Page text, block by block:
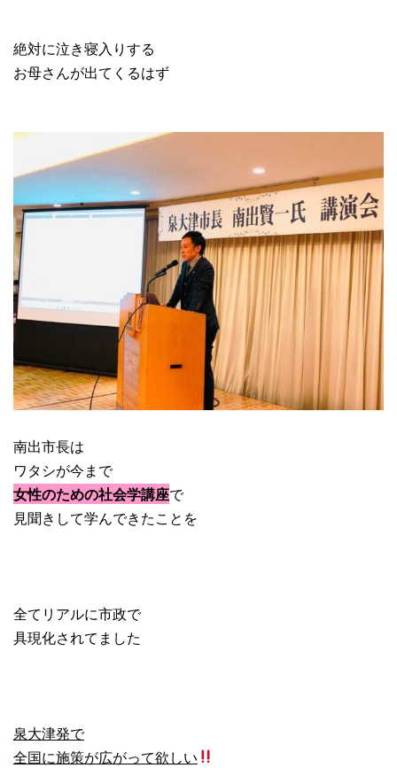
絶対に泣き寝入りする
お母さんが出てくるはず
南出市長は
ワタシが今まで
女性のための社会学講座で
見聞きして学んできたことを
全てリアルに市政で
具現化されてました
泉大津発で
全国に施策が広がって欲しい